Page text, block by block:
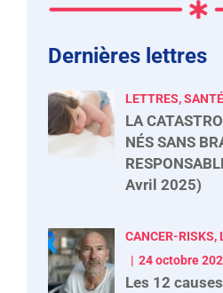
Dernières lettres
LETTRES, SANTÉ
LA
NÉS SANS
Avril 2025)
CANCER-RISKS,
24 octobre
Les 12